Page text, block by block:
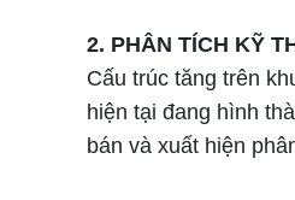
2. PHÂN TÍCH KỸ
Cấu trúc tăng trên
hiện tại đang hình
bán và xuất hiện